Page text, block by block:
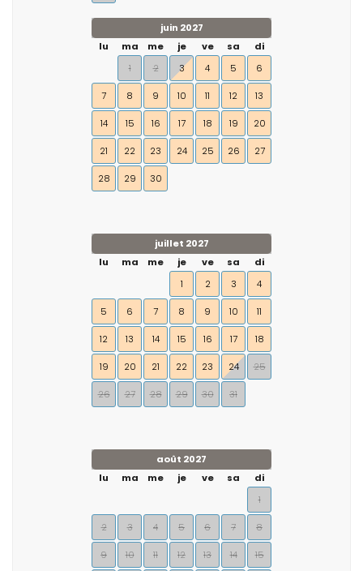
juin 2027
lu
ma me je ve sa
di
1
2 3 4 5 6
7 8 9 10 11 12 13
14 15 16 17 18 19 20
21 22 23 24 25 26 27
28 29 30
juillet 2027
lu
ma me je ve sa
di
1
2 3 4
5 6 7 8 9 10 11
12 13 14 15 16 17 18
19 20 21 22 23 24 25
26 27 28 29 30 31
août 2027
lu
ma me je ve sa
di
1
2 3 4 5 6 7 8
9 10 11 12 13 14 15